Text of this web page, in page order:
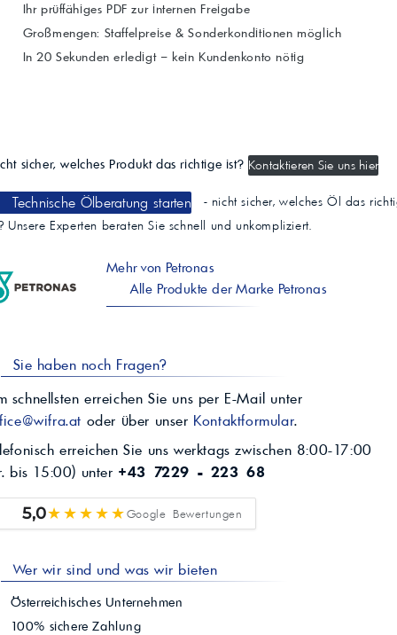
Ihr prüffähiges PDF zur internen Freigabe
Großmengen: Staffelpreise & Sonderkonditionen möglich
In 20 Sekunden erledigt – kein Kundenkonto nötig
sicher, welches Produkt das richtige ist? Kontaktieren Sie uns hier
Technische Ölberatung starten
- nicht sicher, welches Öl das
Unsere Experten beraten Sie schnell und unkompliziert.
Mehr von Petronas
Alle Produkte der Marke Petronas
Sie haben noch Fragen?
schnellsten erreichen Sie uns per E-Mail unter
oder über unser Kontaktformular.
erreichen Sie uns werktags zwischen 8:00-17:00
bis 15:00) unter +43 7229 - 223 68
5,0★★★★★Google Bewertungen
Wer wir sind und was wir bieten
Österreichisches Unternehmen
100% sichere Zahlung